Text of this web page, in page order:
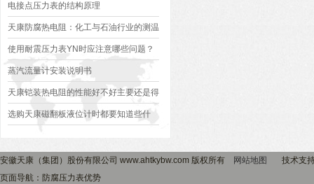
电接点压力表的结构原理
天康防腐热电阻：化工与石油行业的测温
利器
使用耐震压力表YN时应注意哪些问题？
蒸汽流量计安装说明书
天康铠装热电阻的性能好不好主要还是得
看这几个方面
选购天康磁翻板液位计时都要知道些什
安徽天康（集团）股份有限公司 www.ahtkybw.com 版权所有 网站地图
技术支
页面导航：防腐压力表优势